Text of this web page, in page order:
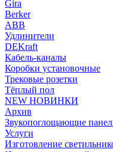
Gira
Berker
ABB
Удлинители
DEKraft
Кабель-каналы
Коробки установочные
Трековые розетки
Тёплый пол
NEW НОВИНКИ
Архив
Звукопоглощающие
Услуги
Изготовление